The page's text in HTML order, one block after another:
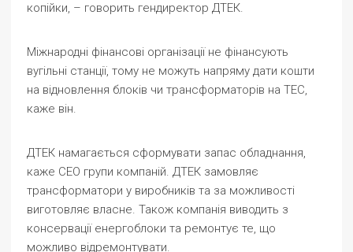
копійки, – говорить гендиректор ДТЕК.
Міжнародні фінансові організації не фінансують
вугільні станції, тому не можуть напряму дати кошти
на відновлення блоків чи трансформаторів на ТЕС,
каже він.
ДТЕК намагається сформувати запас обладнання,
каже СЕО групи компаній. ДТЕК замовляє
трансформатори у виробників та за можливості
виготовляє власне. Також компанія виводить з
консервації енергоблоки та ремонтує те, що
можливо відремонтувати.